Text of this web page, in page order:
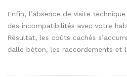
Enfin, l’absence de visite
des incompatibilités avec votre
Résultat, les coûts cachés
dalle béton, les raccordements et